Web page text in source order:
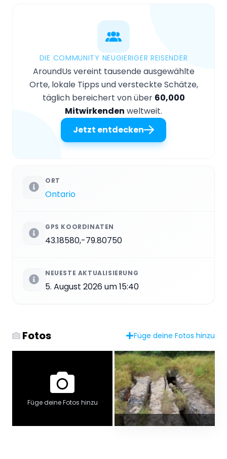
DIE COMMUNITY NEUGIERIGER REISENDER
AroundUs vereint tausende ausgewählte
Orte, lokale Tipps und versteckte Schätze,
täglich bereichert von über 60,000
Mitwirkenden weltweit.
Jetzt entdecken
ORT
Ontario
GPS KOORDINATEN
43.18580,-79.80750
NEUESTE AKTUALISIERUNG
5. August 2026 um 15:40
Fotos Füge deine Fotos hinzu
Füge deine Fotos hinzu